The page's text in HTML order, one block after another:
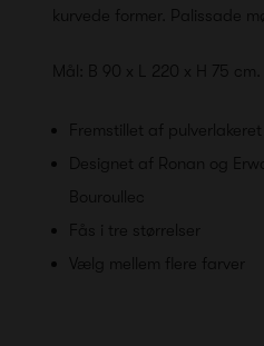
kurvede former. Palissade
Mål: B 90 x L 220 x H 75 cm.
Fremstillet af pulverlakeret
Designet af Ronan og
Bouroullec
Fås i tre størrelser
Vælg mellem flere farver